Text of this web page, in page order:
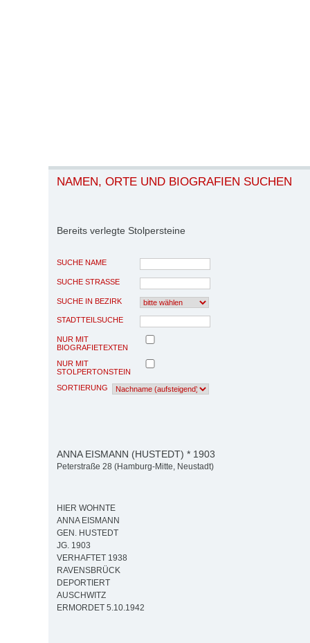
NAMEN, ORTE UND BIOGRAFIEN SUCHEN
Bereits verlegte Stolpersteine
SUCHE NAME
SUCHE STRASSE
SUCHE IN BEZIRK
STADTTEILSUCHE
NUR MIT
BIOGRAFIETEXTEN
NUR MIT
STOLPERTONSTEIN
SORTIERUNG
ANNA EISMANN (HUSTEDT) * 1903
Peterstraße 28 (Hamburg-Mitte, Neustadt)
HIER WOHNTE
ANNA EISMANN
GEN. HUSTEDT
JG. 1903
VERHAFTET 1938
RAVENSBRÜCK
DEPORTIERT
AUSCHWITZ
ERMORDET 5.10.1942